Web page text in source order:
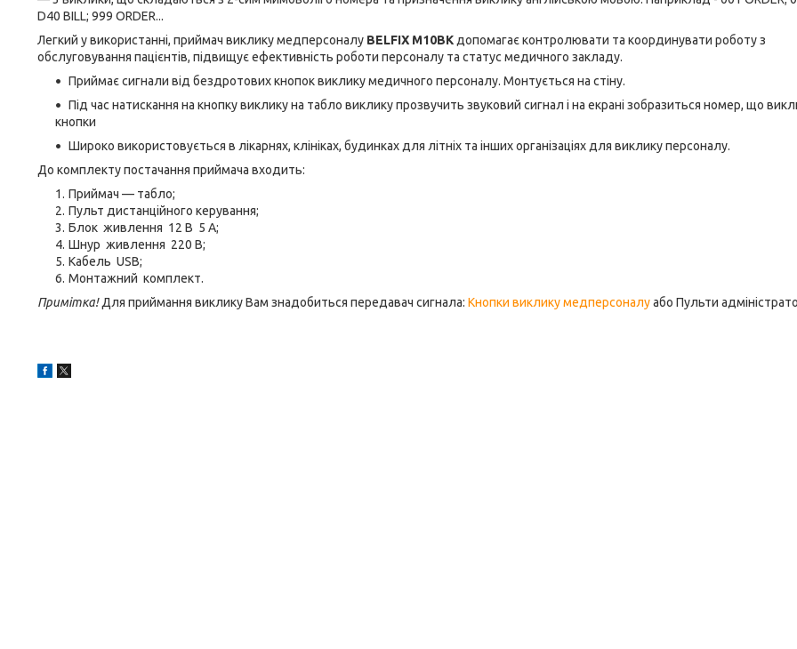
D40 BILL; 999 ORDER...
Легкий у використанні, приймач виклику медперсоналу BELFIX M10BK допомагає контролювати та координувати роботу з
обслуговування пацієнтів, підвищує ефективність роботи персоналу та статус медичного закладу.
Приймає сигнали від бездротових кнопок виклику медичного персоналу. Монтується на стіну.
Під час натискання на кнопку виклику на табло виклику прозвучить звуковий сигнал і на екрані зобразиться номер, що
кнопки
Широко використовується в лікарнях, клініках, будинках для літніх та інших організаціях для виклику персоналу.
До комплекту постачання приймача входить:
Приймач — табло;
Пульт дистанційного керування;
Блок живлення 12 В 5 А;
Шнур живлення 220 В;
Кабель USB;
Монтажний комплект.
Примітка!Для приймання виклику Вам знадобиться передавач сигнала: Кнопки виклику медперсоналуабо Пульти